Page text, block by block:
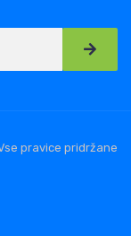
pravice pridržane